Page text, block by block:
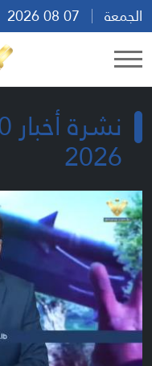
الجمعة
2026